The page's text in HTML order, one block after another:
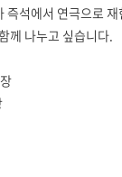
석에서 연극으로 재
께 나누고 싶습니다.